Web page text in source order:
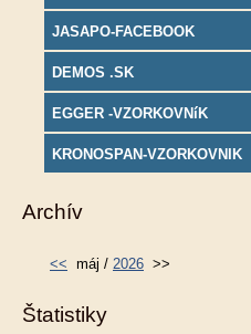
JASAPO-FACEBOOK
DEMOS .SK
EGGER -VZORKOVNíK
KRONOSPAN-VZORKOVNIK
Archív
<< máj / 2026 >>
Štatistiky